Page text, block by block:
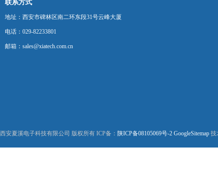
联系方式
地址：西安市碑林区南二环东段31号云峰大厦
电话：029-82233801
邮箱：sales@xiatech.com.cn
西安夏溪电子科技有限公司 版权所有 ICP备： 陕ICP备08105069号-2 GoogleSitemap 技